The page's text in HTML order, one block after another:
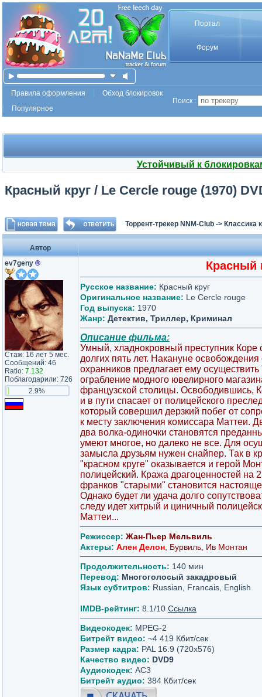
Портал
Форум
Правила оформления
Обход блокировок
Популярное
Поиск :
Устойчивый к
Красный круг / Le Cercle rouge (1970)
Торрент-трекер NNM-Club -> Классика
Автор
ev7geny ®
Стаж: 16 лет 5 мес.
Сообщений: 46
Ratio: 7.132
Поблагодарили: 726
2.9%
Красный
Русское название: Красный круг
Оригинальное название: Le Cercle rouge
Год выпуска: 1970
Жанр: Детектив, Триллер, Криминал
Описание фильма:
Умный, хладнокровный преступник Коре
долгих пять лет. Накануне освобождения
охранников предлагает ему
ограбление модного ювелирного
французской столицы. Освободившись,
и в пути спасает от полицейского
который совершил дерзкий побег от
к месту заключения комиссара Маттеи.
два волка-одиночки становятся
умеют многое, но далеко не все. Для
замысла друзьям нужен снайпер. Так в
"красном круге" оказывается и герой
полицейский. Кража драгоценностей на
франков "старыми" становится
Однако будет ли удача долго
следу идет хитрый и циничный
Маттеи...
Режиссер: Жан-Пьер Мельвиль
Актеры: Ален Делон , Бурвиль, Ив Монтан
Продолжительность: 140 мин
Перевод: Многоголосый закадровый
Язык субтитров: Russian, Francais, English
IMDB-рейтинг: 8.1/10 Ссылка
Видеокодек: MPEG-2
Битрейт видео: ~4 419 Кбит/сек
Размер кадра: PAL 16:9 (720x576)
Качество видео: DVD9
Аудиокодек: AC3
Битрейт аудио: 384 Кбит/сек